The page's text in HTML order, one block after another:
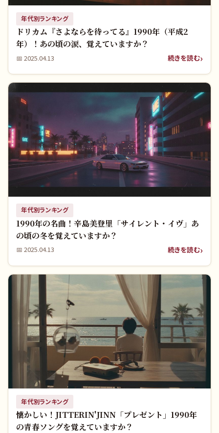
年代別ランキング
ドリカム『さよならを待ってる』1990年（平成2
年）！あの頃の涙、覚えていますか？
📅 2025.04.13 続きを読む
年代別ランキング
1990年の名曲！辛島美登里「サイレント・イヴ」あ
の頃の冬を覚えていますか？
📅 2025.04.13 続きを読む
年代別ランキング
懐かしい！JITTERIN'JINN「プレゼント」1990年
の青春ソングを覚えていますか？